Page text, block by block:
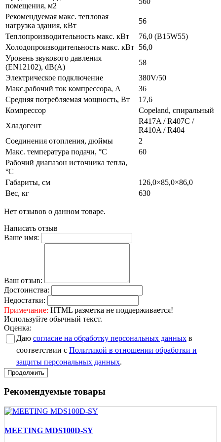
помещения, м2
Рекомендуемая макс. тепловая
нагрузка здания, кВт
56
Теплопроизводительность макс. кВт
76,0 (B15W55)
Холодопроизводительность макс. кВт 56,0
Уровень звукового давления
(EN12102), dB(A)
58
Электрическое подключение
380V/50
Макс.рабочий ток компрессора, A
36
Средняя потребляемая мощность, Вт
17,6
Компрессор
Copeland, спиральный
Хладогент
R417A / R407C /
R410A / R404
Соединения отопления, дюймы
2
Макс. температура подачи, °C
60
Рабочий диапазон источника тепла,
°C
Габариты, см
126,0×85,0×86,0
Вес, кг
630
Нет отзывов о данном товаре.
Написать отзыв
Ваше имя:
Ваш отзыв:
Достоинства:
Недостатки:
Примечание: HTML разметка не поддерживается!
Используйте обычный текст.
Оценка:
Даю согласие на обработку персональных данных в
соответствии с Политикой в отношении обработки и
защиты персональных данных.
Продолжить
Рекомендуемые товары
MEETING MDS100D-SY